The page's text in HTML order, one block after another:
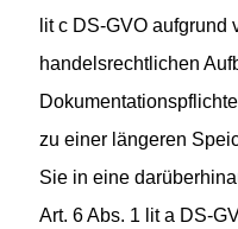
lit c DS-GVO aufgrund
handelsrechtlichen
zu einer längeren
Sie in eine
Art. 6 Abs. 1 lit a DS-